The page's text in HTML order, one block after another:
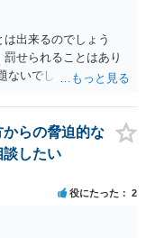
出来るのでしょう
せられることはあり
ないでしょう
らの脅迫的な
談したい
役にたった 2